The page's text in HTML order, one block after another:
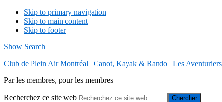
Skip to primary navigation
Skip to main content
Skip to footer
Show Search
Club de Plein Air Montréal | Canot, Kayak & Rando | Les Aventuriers
Par les membres, pour les membres
Recherchez ce site web